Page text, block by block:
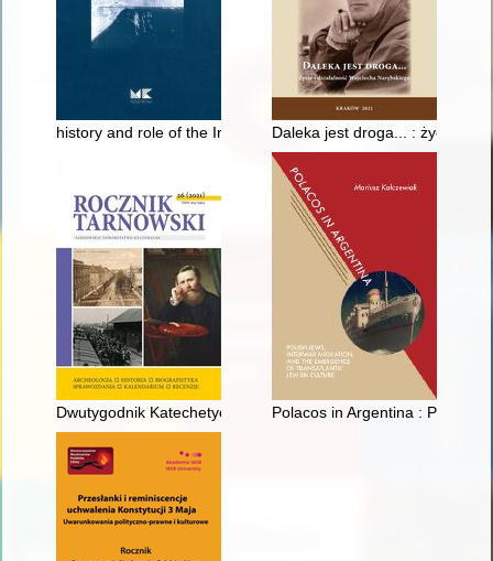
history and role of the Institute of Art History Photo Archive
Daleka jest droga... : życie i
Dwutygodnik Katechetyczny i Duszpasterski" ks. Walentego
Polacos in Argentina : Polish